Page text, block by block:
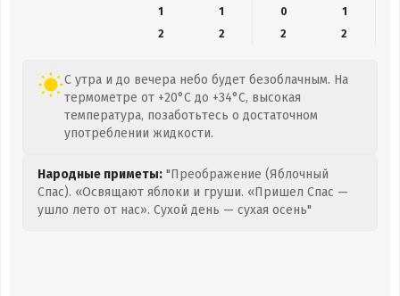
1
1 0
1
2
2 2 2
С утра и до вечера небо будет безоблачным. На
термометре от +20°C до +34°C, высокая
температура, позаботьтесь о достаточном
употреблении жидкости.
Народные приметы: "Преображение (Яблочный
Спас). «Освящают яблоки и груши. «Пришел Спас —
ушло лето от нас». Сухой день — сухая осень"